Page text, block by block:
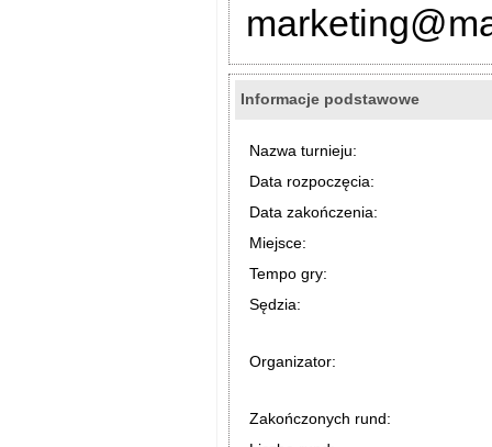
Informacje podstawowe
Nazwa turnieju:
Data rozpoczęcia:
Data zakończenia:
Miejsce:
Tempo gry:
Sędzia:
Organizator:
Zakończonych rund: